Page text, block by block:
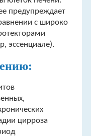
предупреждает
с широко
эссенциале).
цирроза